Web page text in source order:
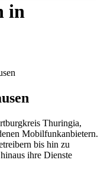
in
Thuringia,
Mobilfunkanbietern.
bis hin zu
ihre Dienste